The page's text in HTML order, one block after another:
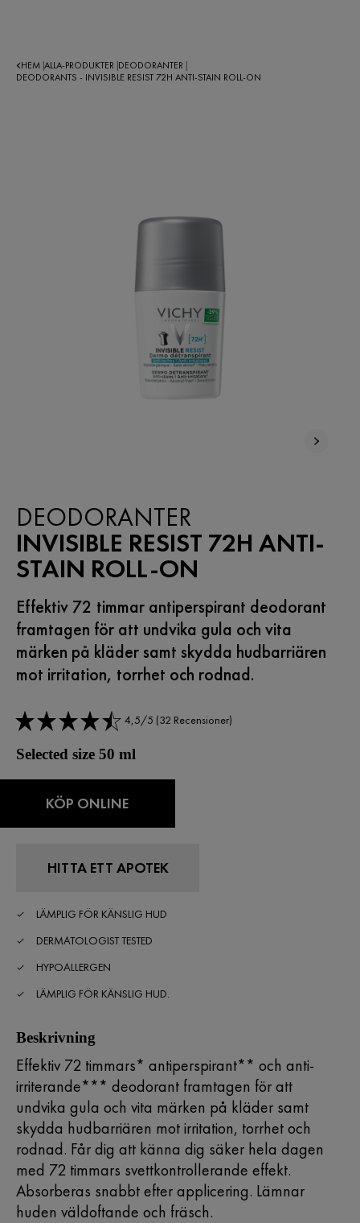
HEM ALLA-PRODUKTER DEODORANTER
DEODORANTS - INVISIBLE RESIST 72H ANTI-STAIN ROLL-ON
DEODORANTER
INVISIBLE RESIST 72H ANTI-
STAIN ROLL-ON
Effektiv 72 timmar antiperspirant deodorant
framtagen för att undvika gula och vita
märken på kläder samt skydda hudbarriären
mot irritation, torrhet och rodnad.
4,5/5 (32 Recensioner)
Selected size 50 ml
KÖP ONLINE
HITTA ETT APOTEK
LÄMPLIG FÖR KÄNSLIG HUD
DERMATOLOGIST TESTED
HYPOALLERGEN
LÄMPLIG FÖR KÄNSLIG HUD.
Beskrivning
Effektiv 72 timmars* antiperspirant** och anti-
irriterande*** deodorant framtagen för att
undvika gula och vita märken på kläder samt
skydda hudbarriären mot irritation, torrhet och
rodnad. Får dig att känna dig säker hela dagen
med 72 timmars svettkontrollerande effekt.
Absorberas snabbt efter applicering. Lämnar
huden väldoftande och fräsch.